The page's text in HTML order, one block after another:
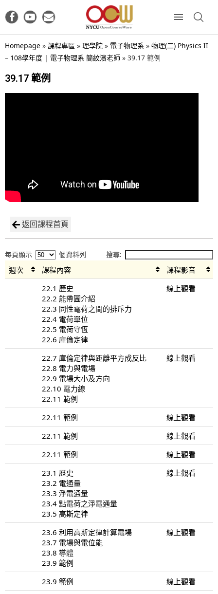
Homepage » 課程專區 » 理學院 » 電子物理系 » 物理(二) Physics II
– 108學年度 | 電子物理系 簡紋濱老師 » 39.17 範例
39.17 範例
返回課程首頁
每頁顯示 個資料列 搜尋:
週次 課程內容
課程影音
22.1 歷史
22.2 能帶圖介紹
22.3 同性電荷之間的排斥力
22.4 電荷單位
22.5 電荷守恆
22.6 庫倫定律
線上觀看
22.7 庫倫定律與距離平方成反比
22.8 電力與電場
22.9 電場大小及方向
22.10 電力線
22.11 範例
線上觀看
22.11 範例
線上觀看
22.11 範例
線上觀看
22.11 範例
線上觀看
23.1 歷史
23.2 電通量
23.3 淨電通量
23.4 點電荷之淨電通量
23.5 高斯定律
線上觀看
23.6 利用高斯定律計算電場
23.7 電場與電位能
23.8 導體
23.9 範例
線上觀看
23.9 範例
線上觀看